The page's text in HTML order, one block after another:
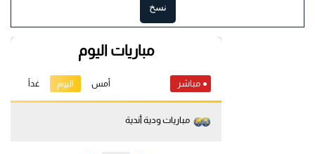
نسخ